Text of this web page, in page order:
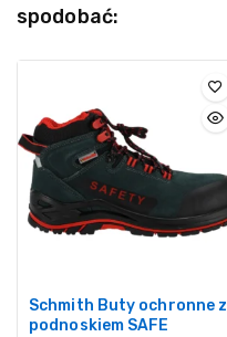
spodobać:
Schmith Buty ochronne z
podnoskiem SAFE